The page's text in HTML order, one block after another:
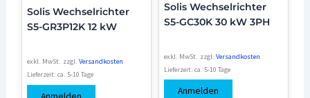
Solis Wechselrichter
S5-GR3P12K 12 kW
exkl. MwSt. zzgl.Versandkosten
Lieferzeit:ca. 5-10 Tage
Solis Wechselrichter
S5-GC30K 30 kW 3PH
exkl. MwSt. zzgl. Versandkosten
Lieferzeit: ca. 5-10 Tage
Anmelden